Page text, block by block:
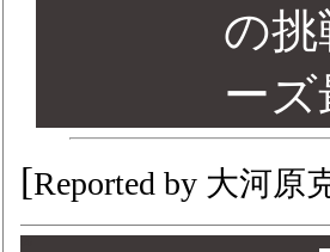
の
ー
[Reported by 大河原